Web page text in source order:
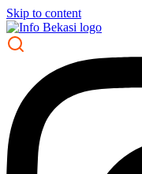
Skip to content